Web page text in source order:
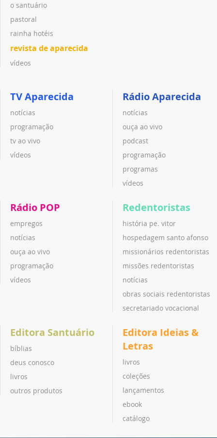
o santuário
pastoral
rainha hotéis
revista de aparecida
vídeos
TV Aparecida
notícias
programação
tv ao vivo
vídeos
Rádio Aparecida
notícias
ouça ao vivo
podcast
programação
programas
vídeos
Rádio POP
empregos
notícias
ouça ao vivo
programação
vídeos
Redentoristas
história pe. vitor
hospedagem santo afonso
missionários redentoristas
missões redentoristas
notícias
obras sociais redentoristas
secretariado vocacional
Editora Santuário
bíblias
deus conosco
livros
outros produtos
Editora Ideias &
Letras
livros
coleções
lançamentos
ebook
catálogo